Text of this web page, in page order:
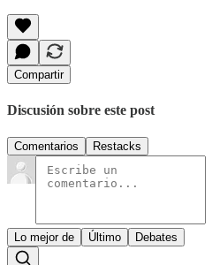
Compartir
Discusión sobre este post
Comentarios Restacks
Lo mejor de Último Debates